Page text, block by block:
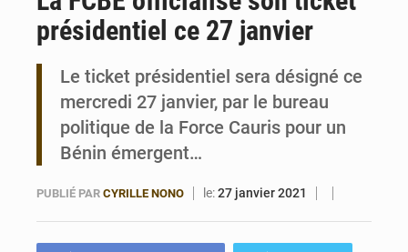
Noyade tragique à Kalalé : 2 enfants perdent la vie à Gawézi
présidentiel ce 27 janvier
Le ticket présidentiel sera désigné ce
mercredi 27 janvier, par le bureau
politique de la Force Cauris pour un
Bénin émergent…
PUBLIÉ PAR CYRILLE NONO le:27 janvier 2021